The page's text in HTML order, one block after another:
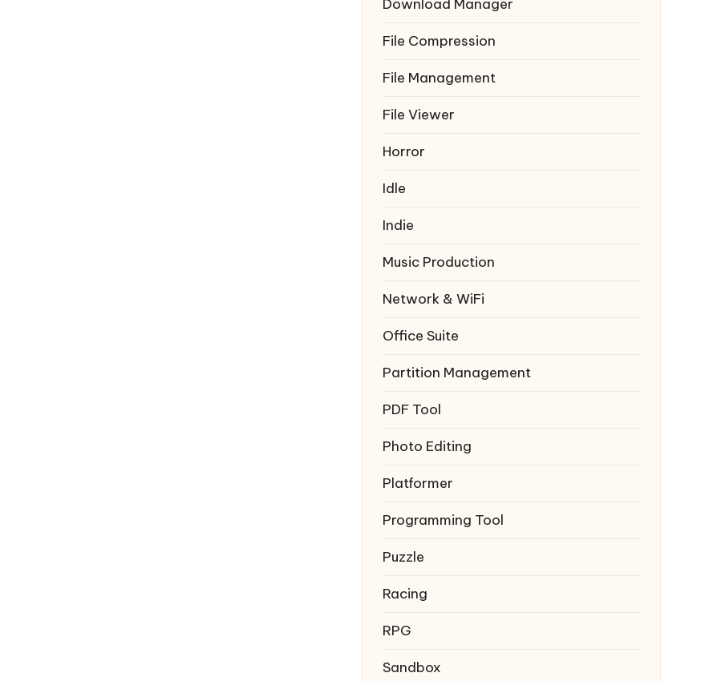
Download Manager
File Compression
File Management
File Viewer
Horror
Idle
Indie
Music Production
Network & WiFi
Office Suite
Partition Management
PDF Tool
Photo Editing
Platformer
Programming Tool
Puzzle
Racing
RPG
Sandbox